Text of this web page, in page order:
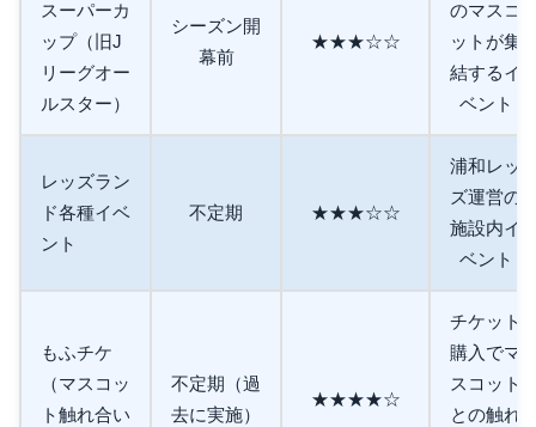
スーパーカ
ップ（旧J
リーグオー
ルスター）
シーズン開
幕前
★★★☆☆
のマスコ
ットが集
結するイ
ベント
レッズラン
ド各種イベ
ント
不定期 ★★★☆☆
浦和レッ
ズ運営の
施設内イ
ベント
もふチケ
（マスコッ
ト触れ合い
不定期（過
去に実施）
★★★★☆
チケット
購入でマ
スコット
との触れ